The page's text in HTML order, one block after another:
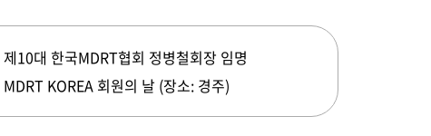
제10대 한국MDRT협회 정병철회장 임명
MDRT KOREA 회원의 날 (장소: 경주)